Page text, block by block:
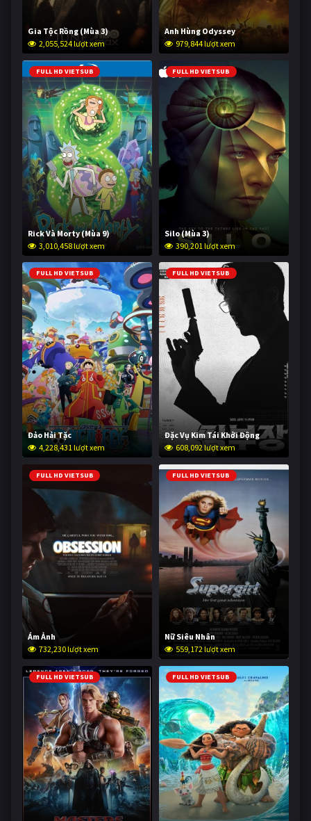
Gia Tộc Rồng (Mùa 3)
2,055,524 lượt xem
Anh Hùng Odyssey
979,844 lượt xem
FULL HD VIETSUB
Rick Và Morty (Mùa 9)
3,010,458 lượt xem
FULL HD VIETSUB
Silo (Mùa 3)
390,201 lượt xem
FULL HD VIETSUB
Đảo Hải Tặc
4,228,431 lượt xem
FULL HD VIETSUB
Đặc Vụ Kim Tái Khởi Động
608,092 lượt xem
FULL HD VIETSUB
Ám Ảnh
732,230 lượt xem
FULL HD VIETSUB
Nữ Siêu Nhân
559,172 lượt xem
FULL HD VIETSUB FULL HD VIETSUB